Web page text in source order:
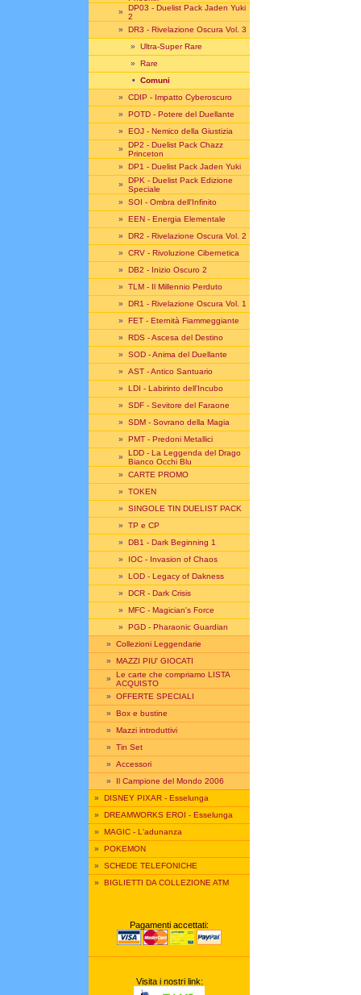
» DP03 - Duelist Pack Jaden Yuki
2
» DR3 - Rivelazione Oscura Vol. 3
» Ultra-Super Rare
» Rare
• Comuni
» CDIP - Impatto Cyberoscuro
» POTD - Potere del Duellante
» EOJ - Nemico della Giustizia
» DP2 - Duelist Pack Chazz
Princeton
» DP1 - Duelist Pack Jaden Yuki
» DPK - Duelist Pack Edizione
Speciale
» SOI - Ombra dell'Infinito
» EEN - Energia Elementale
» DR2 - Rivelazione Oscura Vol. 2
» CRV - Rivoluzione Cibernetica
» DB2 - Inizio Oscuro 2
» TLM - Il Millennio Perduto
» DR1 - Rivelazione Oscura Vol. 1
» FET - Eternità Fiammeggiante
» RDS - Ascesa del Destino
» SOD - Anima del Duellante
» AST - Antico Santuario
» LDI - Labirinto dell'Incubo
» SDF - Sevitore del Faraone
» SDM - Sovrano della Magia
» PMT - Predoni Metallici
» LDD - La Leggenda del Drago
Bianco Occhi Blu
» CARTE PROMO
» TOKEN
» SINGOLE TIN DUELIST PACK
» TP e CP
» DB1 - Dark Beginning 1
» IOC - Invasion of Chaos
» LOD - Legacy of Dakness
» DCR - Dark Crisis
» MFC - Magician's Force
» PGD - Pharaonic Guardian
» Collezioni Leggendarie
» MAZZI PIU' GIOCATI
» Le carte che compriamo LISTA
ACQUISTO
» OFFERTE SPECIALI
» Box e bustine
» Mazzi introduttivi
» Tin Set
» Accessori
» Il Campione del Mondo 2006
» DISNEY PIXAR - Esselunga
» DREAMWORKS EROI - Esselunga
» MAGIC - L'adunanza
» POKEMON
» SCHEDE TELEFONICHE
» BIGLIETTI DA COLLEZIONE ATM
Pagamenti accettati:
Visita i nostri link: